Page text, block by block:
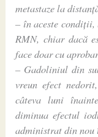
metastaze la
– în aceste condiții,
RMN, chiar dacă
face doar cu
– Gadoliniul din
vreun efect
câteva luni
diminua efectul
administrat din nou